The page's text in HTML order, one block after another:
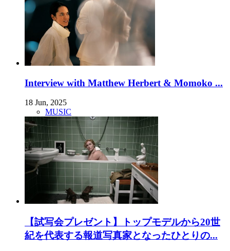
Interview with Matthew Herbert & Momoko ...
18 Jun, 2025
MUSIC
【試写会プレゼント】トップモデルから20世
紀を代表する報道写真家となったひとりの...